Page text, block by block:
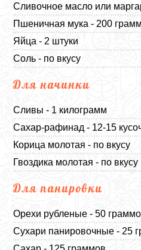
Сливочное масло или
Пшеничная мука - 200
Яйца - 2 штуки
Соль - по вкусу
Для начинки
Сливы - 1 килограмм
Сахар-рафинад - 12-15
Корица молотая - по вкусу
Гвоздика молотая - по вкусу
Для панировки
Орехи рубленые - 50
Сухари панировочные - 25